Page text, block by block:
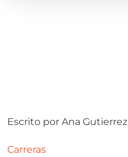
Escrito por Ana Gutierrez
Carreras